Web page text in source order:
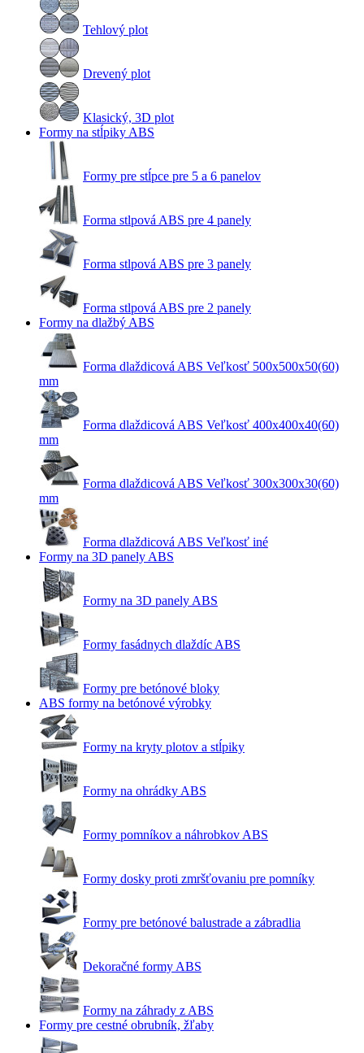
Tehlový plot
Drevený plot
Klasický, 3D plot
Formy na stĺpiky ABS
Formy pre stĺpce pre 5 a 6 panelov
Forma stlpová ABS pre 4 panely
Forma stlpová ABS pre 3 panely
Forma stlpová ABS pre 2 panely
Formy na dlažbý ABS
Forma dlaždicová ABS Veľkosť 500x500x50(60)
mm
Forma dlaždicová ABS Veľkosť 400x400x40(60)
mm
Forma dlaždicová ABS Veľkosť 300x300x30(60)
mm
Forma dlaždicová ABS Veľkosť iné
Formy na 3D panely ABS
Formy na 3D panely ABS
Formy fasádnych dlaždíc ABS
Formy pre betónové bloky
ABS formy na betónové výrobky
Formy na kryty plotov a stĺpiky
Formy na ohrádky ABS
Formy pomníkov a náhrobkov ABS
Formy dosky proti zmršťovaniu pre pomníky
Formy pre betónové balustrade a zábradlia
Dekoračné formy ABS
Formy na záhrady z ABS
Formy pre cestné obrubník, žľaby